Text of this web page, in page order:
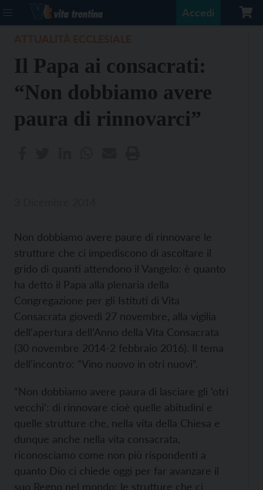
Accedi
Il Papa ai consacrati:
“Non dobbiamo avere
paura di rinnovarci”
Non dobbiamo avere paure di rinnovare le
strutture che ci impediscono di ascoltare il
grido di quanti attendono il Vangelo: è quanto
ha detto il Papa alla plenaria della
Congregazione per gli Istituti di Vita
Consacrata giovedì 27 novembre, alla vigilia
dell’apertura dell’Anno della Vita Consacrata
(30 novembre 2014-2 febbraio 2016). Il tema
dell'incontro: “Vino nuovo in otri nuovi”.
“Non dobbiamo avere paura di lasciare gli ‘otri
vecchi’: di rinnovare cioè quelle abitudini e
quelle strutture che, nella vita della Chiesa e
dunque anche nella vita consacrata,
riconosciamo come non più rispondenti a
quanto Dio ci chiede oggi per far avanzare il
suo Regno nel mondo: le strutture che ci